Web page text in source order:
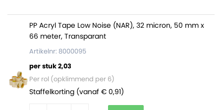
stuks. Op een volle pallet gaan 6650 stuks (133 dozen).
PP Acryl Tape Low Noise (NAR), 32 micron, 50 mm x
66 meter, Transparant
Artikelnr: 8000095
per stuk 2,03
Per rol (opklimmend per 6)
Staffelkorting (vanaf € 0,91)